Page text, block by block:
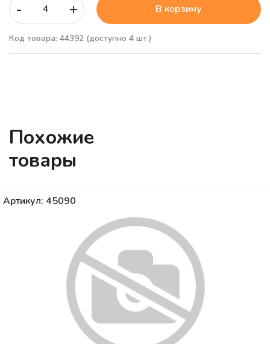
- + В корзину
Код товара: 44392 (доступно 4 шт.)
Похожие
товары
Артикул: 45090